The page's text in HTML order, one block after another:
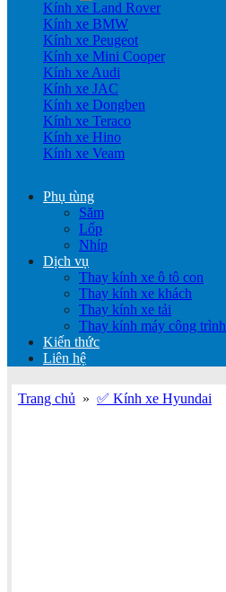
Kính xe Land Rover
Kính xe BMW
Kính xe Peugeot
Kính xe Mini Cooper
Kính xe Audi
Kính xe JAC
Kính xe Dongben
Kính xe Teraco
Kính xe Hino
Kính xe Veam
Phụ tùng
Săm
Lốp
Nhíp
Dịch vụ
Thay kính xe ô tô con
Thay kính xe khách
Thay kính xe tải
Thay kính máy công trình
Kiến thức
Liên hệ
Trang chủ » ✅ Kính xe Hyundai